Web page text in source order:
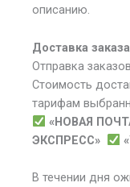
описанию.
Доставка заказа
Отправка
Стоимость
тарифам
«НОВАЯ
ЭКСПРЕСС»
В течении дня